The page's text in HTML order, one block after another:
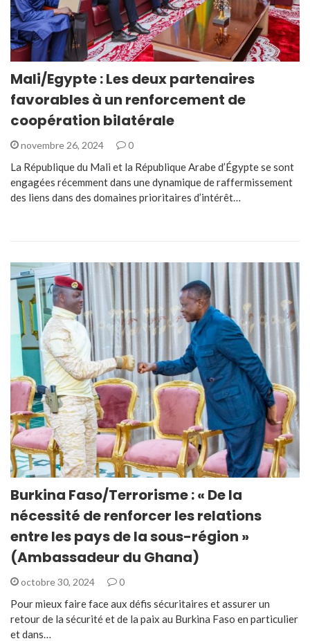
Mali/Egypte : Les deux partenaires
favorables à un renforcement de
coopération bilatérale
novembre 26, 2024 0
La République du Mali et la République Arabe d’Égypte se sont
engagées récemment dans une dynamique de raffermissement
des liens dans des domaines prioritaires d’intérêt…
Burkina Faso/Terrorisme : « De la
nécessité de renforcer les relations
entre les pays de la sous-région »
(Ambassadeur du Ghana)
octobre 30, 2024 0
Pour mieux faire face aux défis sécuritaires et assurer un
retour de la sécurité et de la paix au Burkina Faso en particulier
et dans…